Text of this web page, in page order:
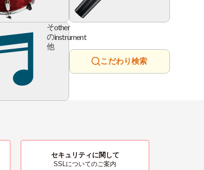
そ
の
他
other
instrument
こだわり検索
セキュリティに関して
SSLについてのご案内